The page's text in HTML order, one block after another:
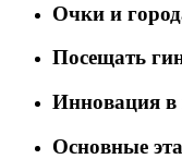
Очки и
Посещать
Инновация в
Основные